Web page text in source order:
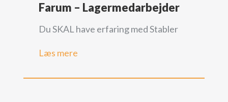
Farum – Lagermedarbejder
Du SKAL have erfaring med Stabler
Læs mere